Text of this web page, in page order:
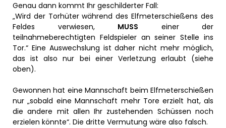
Genau dann kommt Ihr geschilderter Fall:
„Wird der Torhüter während des Elfmeterschießens des
Feldes verwiesen, MUSS einer der
teilnahmeberechtigten Feldspieler an seiner Stelle ins
Tor.“ Eine Auswechslung ist daher nicht mehr möglich,
das ist also nur bei einer Verletzung erlaubt (siehe
oben).
Gewonnen hat eine Mannschaft beim Elfmeterschießen
nur „sobald eine Mannschaft mehr Tore erzielt hat, als
die andere mit allen Ihr zustehenden Schüssen noch
erzielen könnte“. Die dritte Vermutung wäre also falsch.